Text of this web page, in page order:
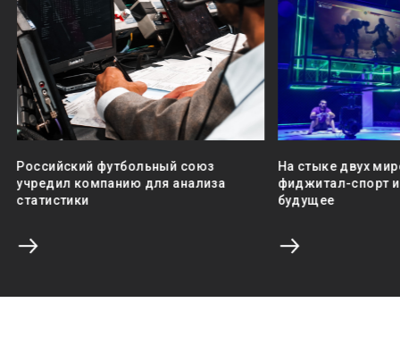
Российский футбольный союз
учредил компанию для анализа
статистики
На стыке двух
фиджитал-спорт
будущее